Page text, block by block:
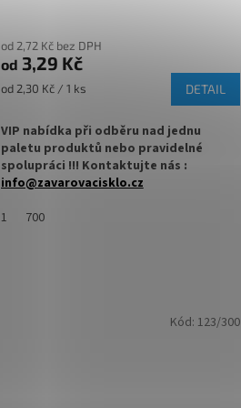
od 2,72 Kč bez DPH
od 3,29 Kč
Měrná
od 2,30 Kč / 1 ks DETAIL
VIP nabídka při odběru nad jednu
paletu produktů nebo pravidelné
spolupráci !!! Kontaktujte nás :
info@zavarovacisklo.cz
✅
Víčko na sklenici s uzávěrem typu Twist
1 700
Kód: 123/300